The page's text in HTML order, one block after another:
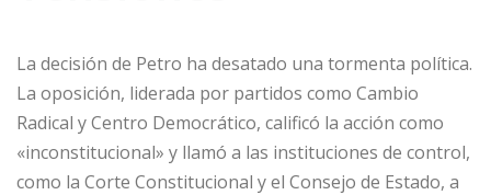
La decisión de Petro ha desatado una tormenta política.
La oposición, liderada por partidos como Cambio
Radical y Centro Democrático, calificó la acción como
«inconstitucional» y llamó a las instituciones de control,
como la Corte Constitucional y el Consejo de Estado, a